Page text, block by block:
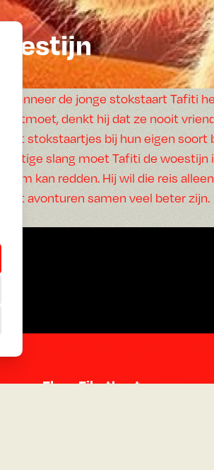
Wanneer de jonge stokstaart Tafiti
ontmoet, denkt hij dat ze nooit
dat stokstaartjes bij hun eigen
giftige slang moet Tafiti de
hem kan redden. Hij wil die reis
dat avonturen samen veel beter zijn.
Flora Filmtheater